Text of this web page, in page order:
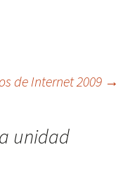
de Internet 2009 →
unidad